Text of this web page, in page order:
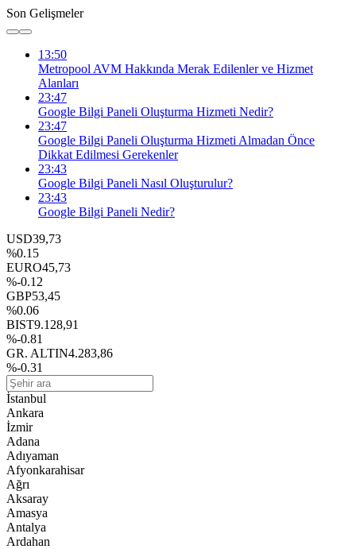
Son Gelişmeler
13:50
Metropool AVM Hakkında Merak Edilenler ve Hizmet
Alanları
23:47
Google Bilgi Paneli Oluşturma Hizmeti Nedir?
23:47
Google Bilgi Paneli Oluşturma Hizmeti Almadan Önce
Dikkat Edilmesi Gerekenler
23:43
Google Bilgi Paneli Nasıl Oluşturulur?
23:43
Google Bilgi Paneli Nedir?
USD39,73
%0.15
EURO45,73
%-0.12
GBP53,45
%0.06
BIST9.128,91
%-0.81
GR. ALTIN4.283,86
%-0.31
İstanbul
Ankara
İzmir
Adana
Adıyaman
Afyonkarahisar
Ağrı
Aksaray
Amasya
Antalya
Ardahan